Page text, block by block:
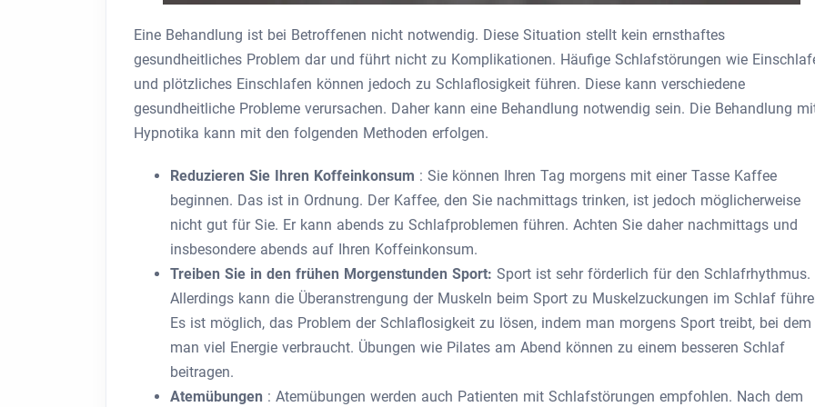
Eine Behandlung ist bei Betroffenen nicht notwendig. Diese Situation stellt kein ernsthaftes
gesundheitliches Problem dar und führt nicht zu Komplikationen. Häufige Schlafstörungen wie
und plötzliches Einschlafen können jedoch zu Schlaflosigkeit führen. Diese kann verschiedene
gesundheitliche Probleme verursachen. Daher kann eine Behandlung notwendig sein. Die Behandlung
Hypnotika kann mit den folgenden Methoden erfolgen.
Reduzieren Sie Ihren Koffeinkonsum : Sie können Ihren Tag morgens mit einer Tasse Kaffee
beginnen. Das ist in Ordnung. Der Kaffee, den Sie nachmittags trinken, ist jedoch möglicherweise
nicht gut für Sie. Er kann abends zu Schlafproblemen führen. Achten Sie daher nachmittags und
insbesondere abends auf Ihren Koffeinkonsum.
Treiben Sie in den frühen Morgenstunden Sport: Sport ist sehr förderlich für den Schlafrhythmus.
Allerdings kann die Überanstrengung der Muskeln beim Sport zu Muskelzuckungen im Schlaf
Es ist möglich, das Problem der Schlaflosigkeit zu lösen, indem man morgens Sport treibt, bei dem
man viel Energie verbraucht. Übungen wie Pilates am Abend können zu einem besseren Schlaf
beitragen.
Atemübungen : Atemübungen werden auch Patienten mit Schlafstörungen empfohlen. Nach dem